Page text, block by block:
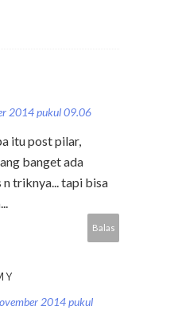
2014 pukul 09.06
itu post pilar,
banget ada
n triknya... tapi bisa
Balas
2014 pukul